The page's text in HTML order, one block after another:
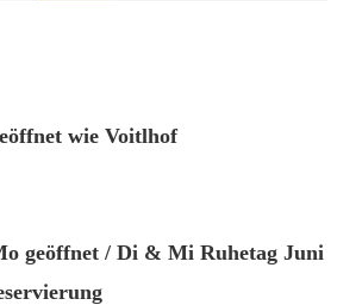
wie Voitlhof
geöffnet / Di & Mi Ruhetag Juni